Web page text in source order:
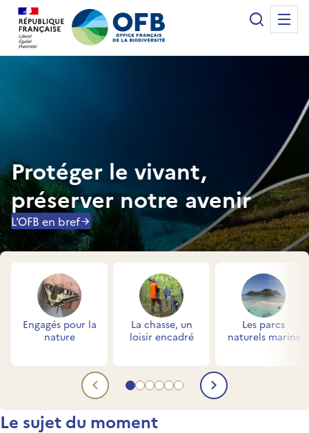
Office français de la biodiversité
Recherche
Protéger le vivant,
préserver notre avenir
L'OFB en bref
Accès rapides
Aller au contenu 1
Aller au contenu 2
Aller au contenu 3
Aller au contenu 4
Aller au contenu 5
Aller au contenu 6
Engagés pour la
nature
La chasse, un
loisir encadré
Les parcs
naturels marins
Contenu précédentContenu
Titre
Le sujet du moment
Panneau de gestion des cookies